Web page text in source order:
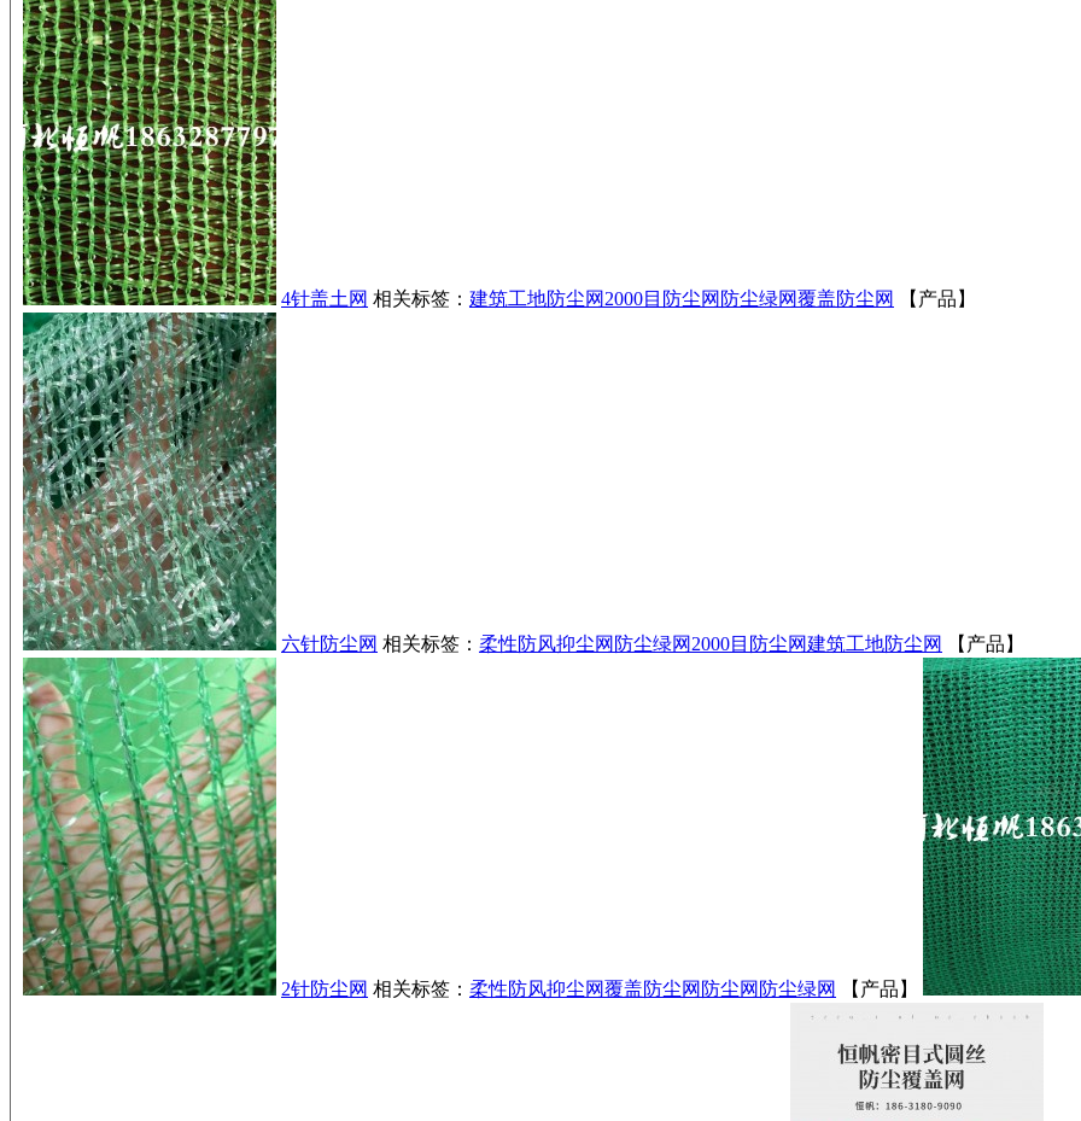
4针盖土网 相关标签： 建筑工地防尘网 2000目防尘网 防尘绿网覆盖防尘网 【产品】
六针防尘网 相关标签： 柔性防风抑尘网 防尘绿网 2000目防尘网建筑工地防尘网 【产品】
2针防尘网 相关标签： 柔性防风抑尘网覆盖防尘网 防尘网 防尘绿网 【产品】